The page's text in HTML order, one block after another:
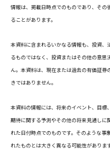
情報は、掲載日時点でのものであり、そ
ることがあります。
本資料に含まれるいかなる情報も、投資
るものではなく、投資またはその他の意
ん。本資料は、現在または過去の有価証
きではありません。
本資料の情報には、将来のイベント、目
期待に関する予測やその他の将来見通し
れた日付時点でのものです。そのような事
れたものとは大きく異なる可能性があります